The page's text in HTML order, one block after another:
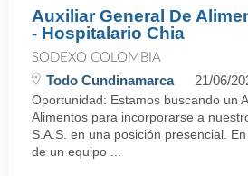
Auxiliar General De
- Hospitalario Chia
SODEXO COLOMBIA
Todo Cundinamarca 21/06/
Oportunidad: Estamos buscando un
Alimentos para incorporarse a
S.A.S. en una posición presencial.
de un equipo ...